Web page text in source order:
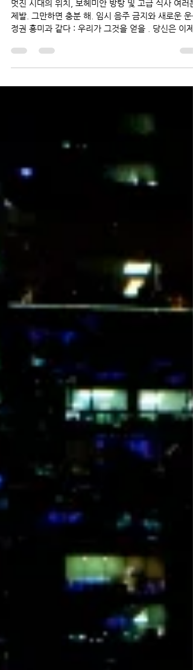
Cabaret!
멋진 시대의 위치, 보헤미안 방탕 및 고급 식사 여러
정권 흥미과 같다 : 우리가 그것을 얻을 . 당신은 이제
더 낫고 열심히 일하며 궁극적으로 더 깨달은 개인입